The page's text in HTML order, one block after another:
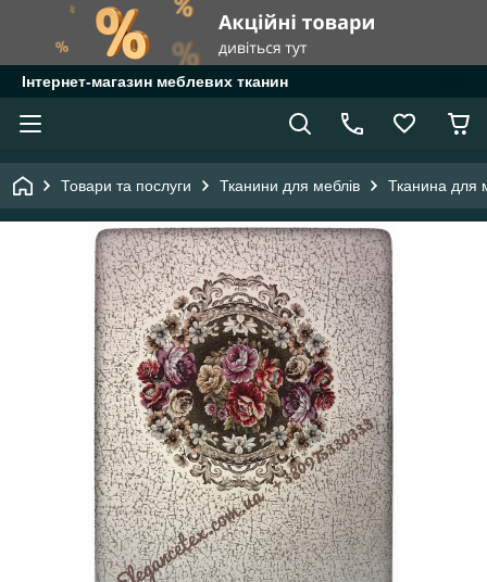
Інтернет-магазин меблевих тканин
Товари та послуги Тканини для меблів Тканина для